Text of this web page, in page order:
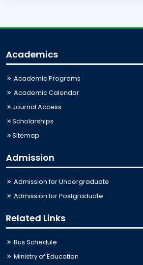
Academics
Academic Programs
Academic Calendar
Journal Access
Scholarships
Sitemap
Admission
Admission for Undergraduate
Admission for Postgraduate
Related Links
Bus Schedule
Ministry of Education